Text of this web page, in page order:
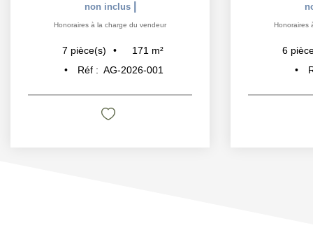
non inclus
Honoraires à la charge du vendeur
7 pièce(s) 171 m²
Réf : AG-2026-001
Honoraires
6